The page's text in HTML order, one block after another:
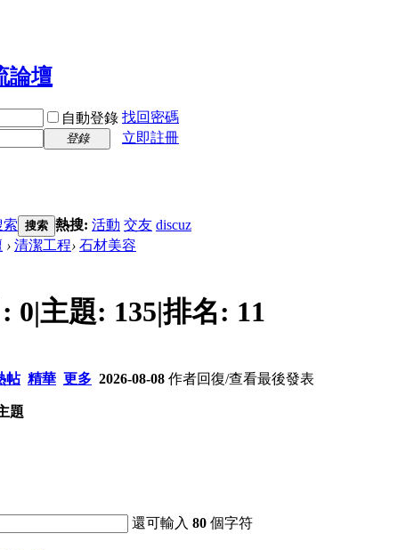
自動登錄 找回密碼
登錄
立即註冊
索 搜索 熱搜: 活動 交友 discuz
› 清潔工程› 石材美容
0|主題: 135|排名: 11
帖 精華 更多 2026-08-08 作者回復/查看最後發表
題
還可輸入80 個字符